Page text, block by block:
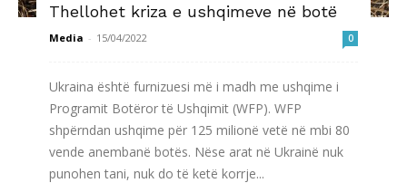
Thellohet kriza e ushqimeve në botë
Media - 15/04/2022 0
Ukraina është furnizuesi më i madh me ushqime i
Programit Botëror të Ushqimit (WFP). WFP
shpërndan ushqime për 125 milionë vetë në mbi 80
vende anembanë botës. Nëse arat në Ukrainë nuk
punohen tani, nuk do të ketë korrje...